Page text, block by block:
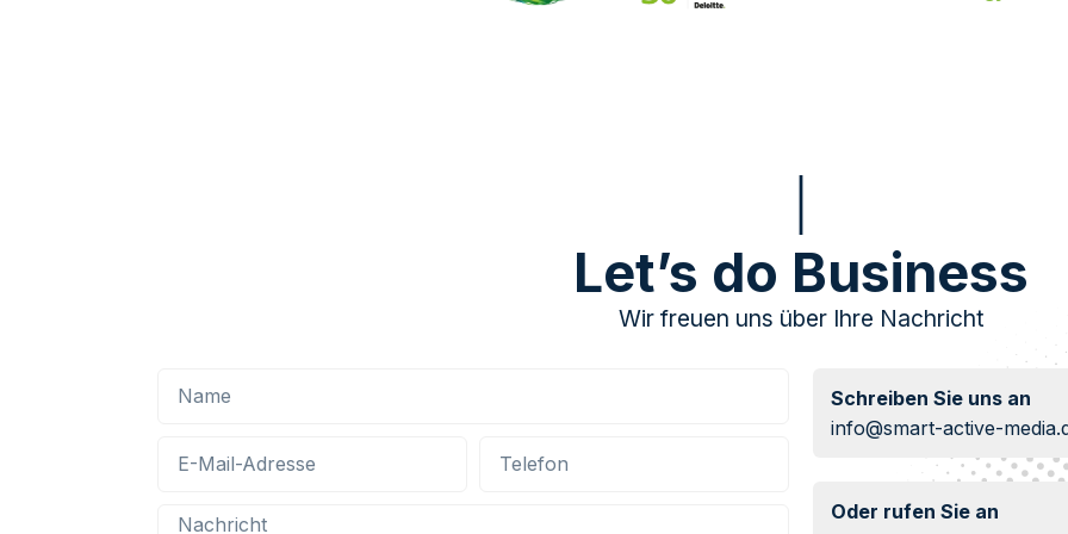
Let’s do Business
Wir freuen uns über Ihre Nachricht
Schreiben Sie uns an
info@smart-active-
Oder rufen Sie an